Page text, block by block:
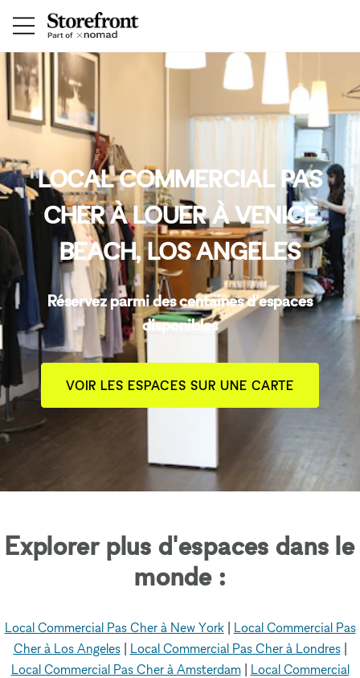
LOCAL COMMERCIAL PAS
CHER À LOUER À VENICE
BEACH, LOS ANGELES
Réservez parmi des centaines d'espaces
disponibles
VOIR LES ESPACES SUR UNE CARTE
Explorer plus d'espaces dans le
monde :
Local Commercial Pas Cher à New York| Local Commercial Pas
Cher à Los Angeles| Local Commercial Pas Cher à Londres|
Local Commercial Pas Cher à Amsterdam| Local Commercial